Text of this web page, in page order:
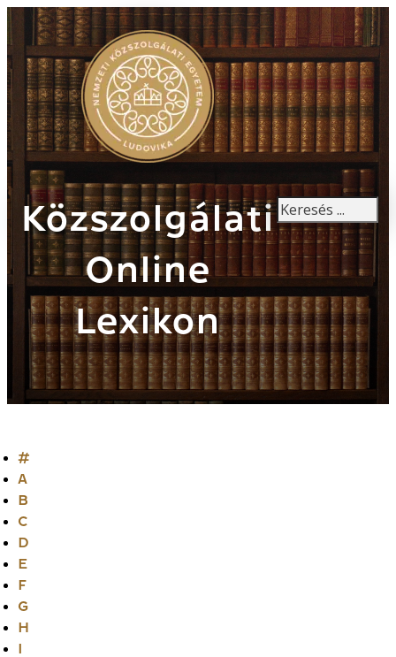
Közszolgálati
Online
Lexikon
Keresés
#
A
B
C
D
E
F
G
H
I